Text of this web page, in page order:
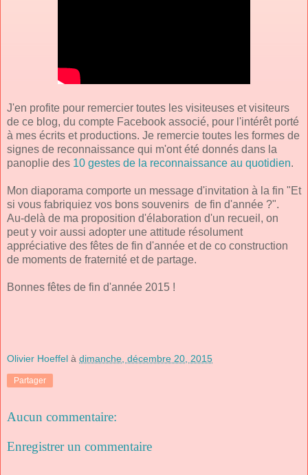
J'en profite pour remercier toutes les visiteuses et visiteurs
de ce blog, du compte Facebook associé, pour l'intérêt porté
à mes écrits et productions. Je remercie toutes les formes de
signes de reconnaissance qui m'ont été donnés dans la
panoplie des 10 gestes de la reconnaissance au quotidien.
Mon diaporama comporte un message d'invitation à la fin "Et
si vous fabriquiez vos bons souvenirs de fin d'année ?".
Au-delà de ma proposition d'élaboration d'un recueil, on
peut y voir aussi adopter une attitude résolument
appréciative des fêtes de fin d'année et de co construction
de moments de fraternité et de partage.
Bonnes fêtes de fin d'année 2015 !
Olivier Hoeffel à dimanche, décembre 20, 2015
Partager
Aucun commentaire:
Enregistrer un commentaire